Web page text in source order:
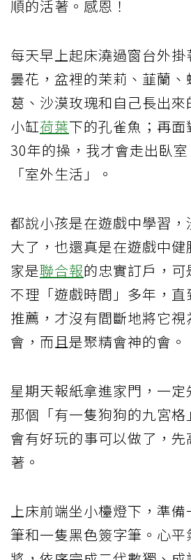
順的活著。感恩！
每天早上起床澆過窗台外
曇花，盆裡的茉莉、韮蘭、
葛、沙漠玫瑰和自己長出
小缸荷葉下的孔雀魚；再
30年的操，我才會走出臥
「室外生活」。
都說小孩是在遊戲中學習
大了，也還真是在遊戲中健
家是聯合報的忠實訂戶，
不理「遊戲時間」多年，
推薦，才沒有間斷地將它
會，而且是聚精會神的會。
星期天報紙拿進家門，一
那個「有一隻狗狗的九宮
會有好玩的事可以做了，
著。
上床前端坐小檯燈下，準
筆和一隻黑色簽字筆。心